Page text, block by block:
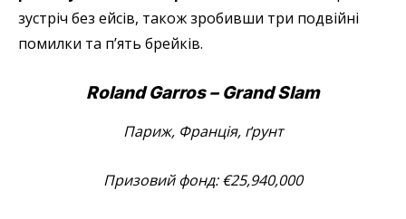
зустріч без ейсів, також зробивши три подвійні
помилки та п’ять брейків.
Roland Garros – Grand Slam
Париж, Франція, ґрунт
Призовий фонд: €25,940,000